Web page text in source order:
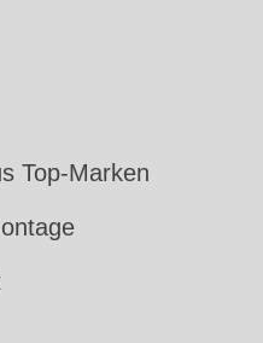
Top-Marken